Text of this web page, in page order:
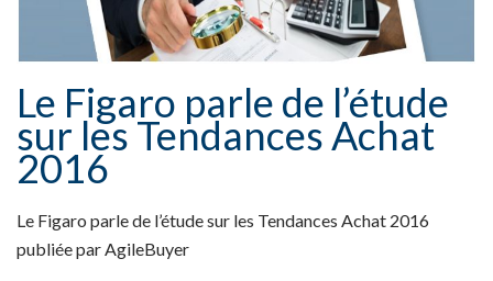
Le Figaro parle de l’étude
sur les Tendances Achat
2016
Le Figaro parle de l’étude sur les Tendances Achat 2016
publiée par AgileBuyer